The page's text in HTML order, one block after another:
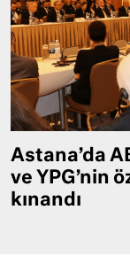
Astana’da
ve YPG’nin
kınandı